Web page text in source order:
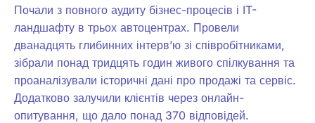
Почали з повного аудиту бізнес-процесів і IT-
ландшафту в трьох автоцентрах. Провели
дванадцять глибинних інтерв’ю зі співробітниками,
зібрали понад тридцять годин живого спілкування та
проаналізували історичні дані про продажі та сервіс.
Додатково залучили клієнтів через онлайн-
опитування, що дало понад 370 відповідей.